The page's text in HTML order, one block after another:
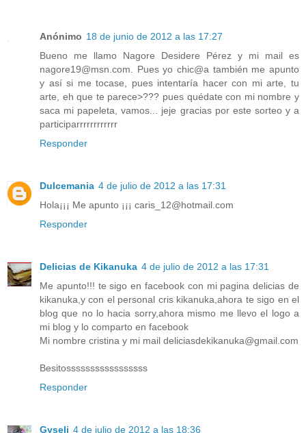
Anónimo 18 de junio de 2012 a las 17:27
Bueno me llamo Nagore Desidere Pérez y mi mail es
nagore19@msn.com. Pues yo chic@a también me apunto
y así si me tocase, pues intentaría hacer con mi arte, tu
arte, eh que te parece>??? pues quédate con mi nombre y
saca mi papeleta, vamos... jeje gracias por este sorteo y a
participarrrrrrrrrrrr
Responder
Dulcemania 4 de julio de 2012 a las 17:31
Hola¡¡¡ Me apunto ¡¡¡ caris_12@hotmail.com
Responder
Delicias de Kikanuka 4 de julio de 2012 a las 17:31
Me apunto!!! te sigo en facebook con mi pagina delicias de
kikanuka,y con el personal cris kikanuka,ahora te sigo en el
blog que no lo hacia sorry,ahora mismo me llevo el logo a
mi blog y lo comparto en facebook
Mi nombre cristina y mi mail deliciasdekikanuka@gmail.com
Besitosssssssssssssssss
Responder
Gyseli 4 de julio de 2012 a las 18:36